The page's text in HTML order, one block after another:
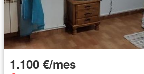
1.100 €/mes